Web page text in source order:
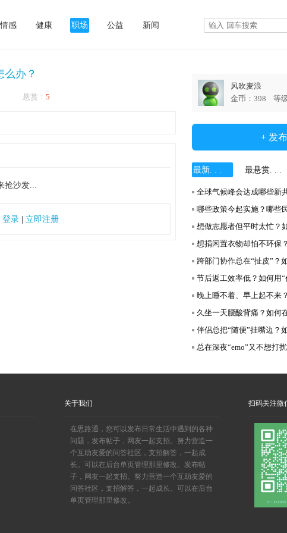
情感 健康 职场 公益 新闻
办？
悬赏： 5
抢沙发...
登录| 立即注册
风吹麦浪
金币：398 等
+ 发
最新. . . 最悬赏. . .
全球气候峰会达成哪些新
哪些政策今起实施？哪些
想做志愿者但平时太忙？
想捐闲置衣物却怕不环保
跨部门协作总在“扯皮”？
节后返工效率低？如何用“
晚上睡不着、早上起不来
久坐一天腰酸背痛？如何
伴侣总把“随便”挂嘴边？
总在深夜“emo”又不想打
关于我们
在思路通，您可以发布日常生活中遇到的各种
问题，发布帖子，网友一起支招。努力营造一
个互助友爱的问答社区，支招解答，一起成
长。可以在后台单页管理那里修改。发布帖
子，网友一起支招。努力营造一个互助友爱的
问答社区，支招解答，一起成长。可以在后台
单页管理那里修改。
扫码关注微